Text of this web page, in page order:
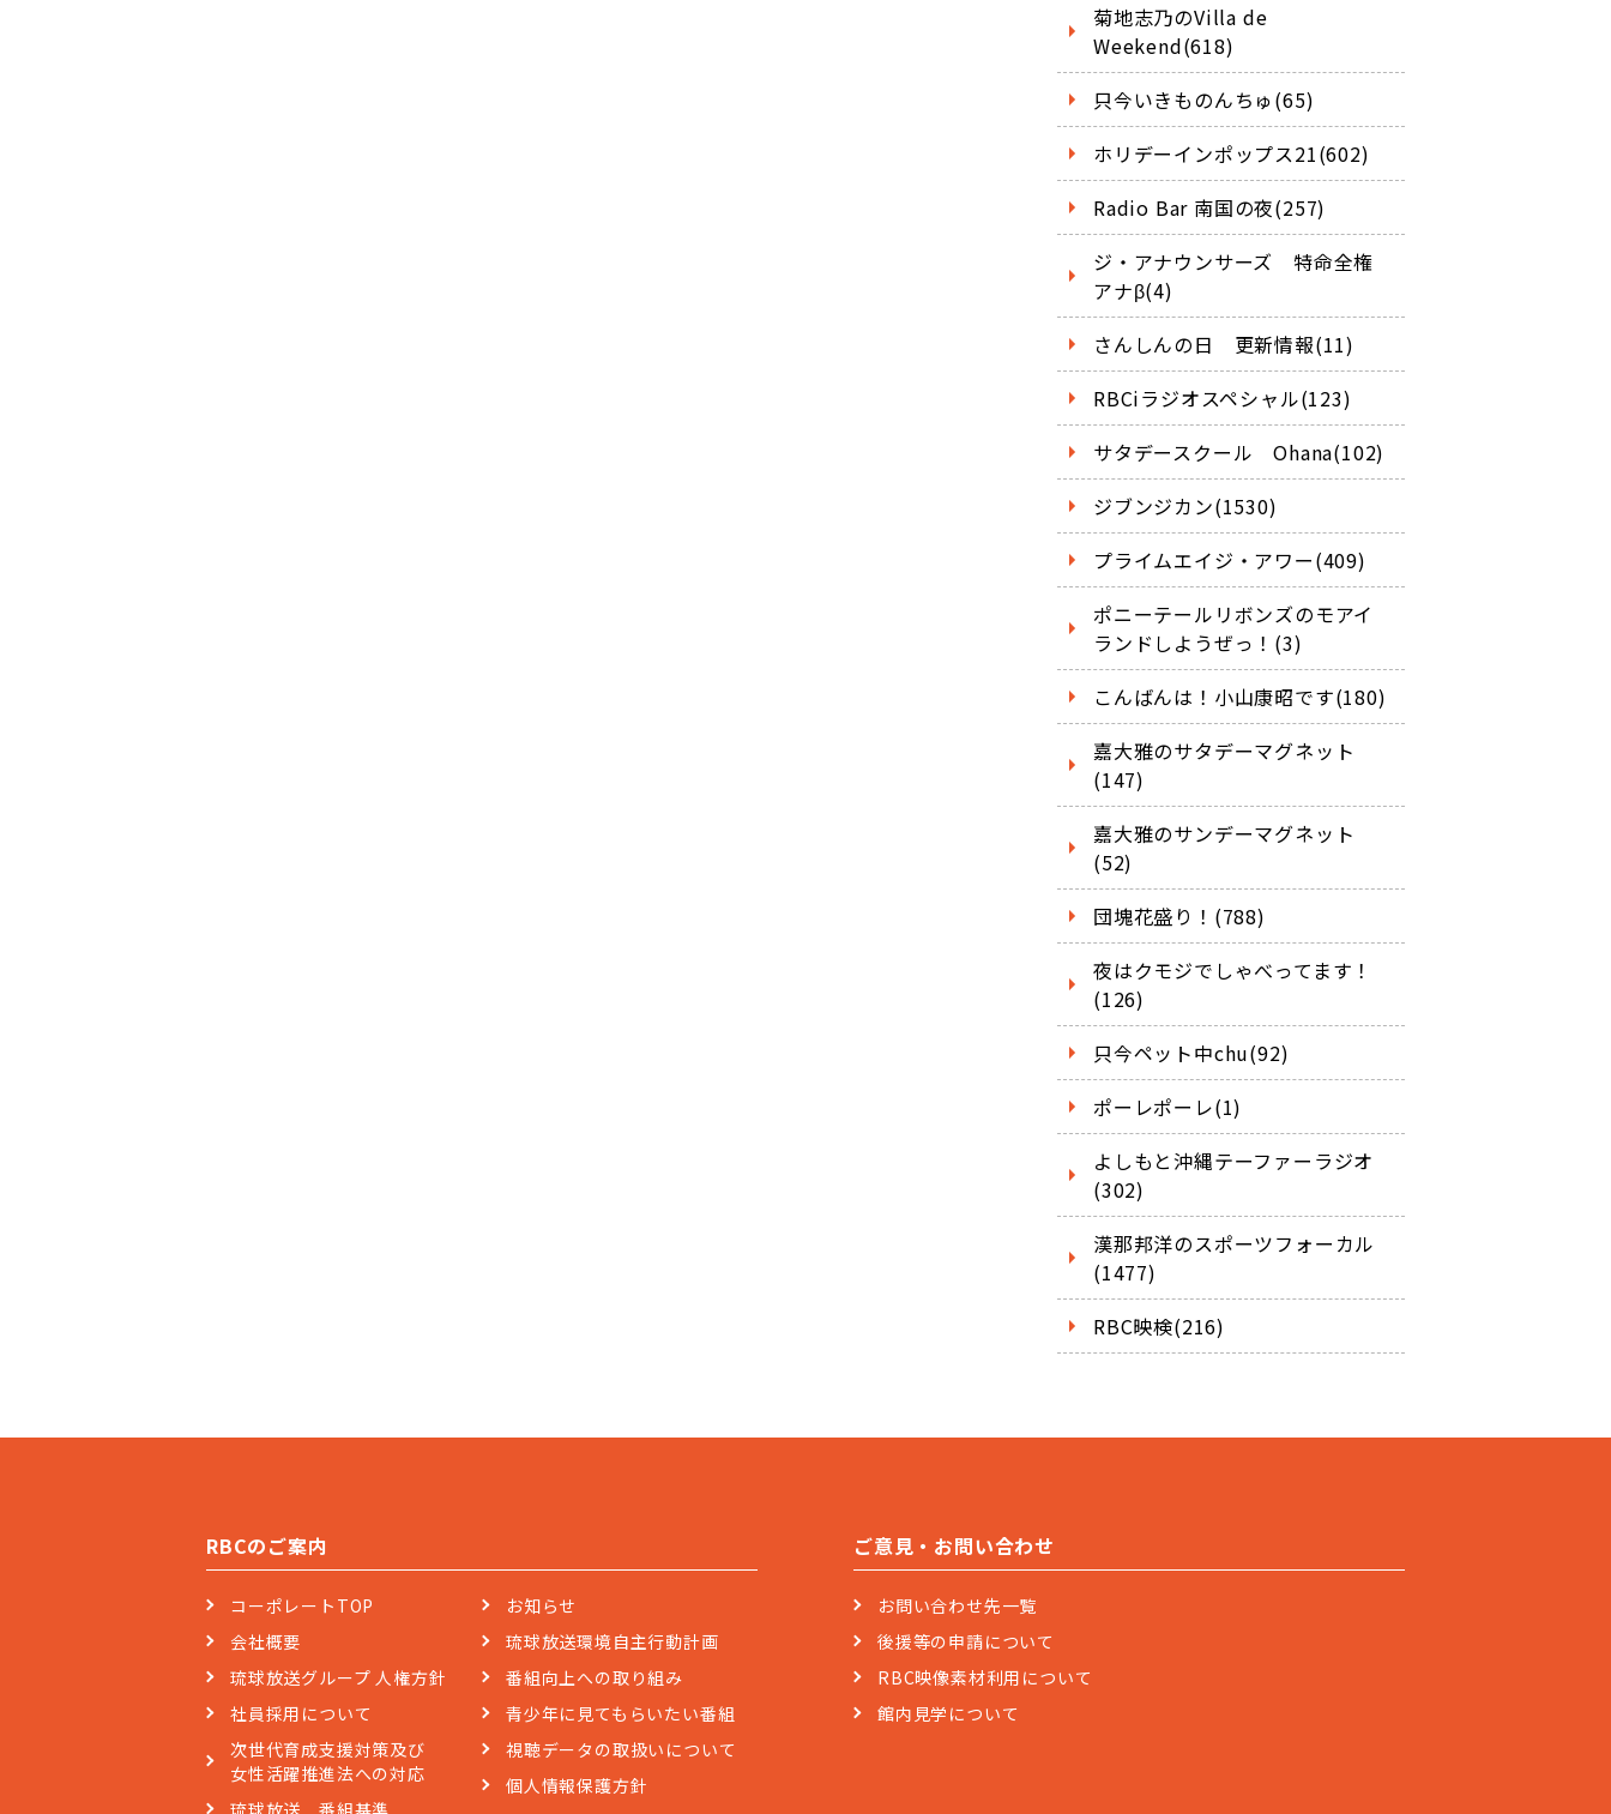
菊地志乃のVilla de
Weekend(618)
只今いきものんちゅ(65)
ホリデーインポップス21(602)
Radio Bar 南国の夜(257)
ジ・アナウンサーズ 特命全権
アナβ(4)
さんしんの日 更新情報(11)
RBCiラジオスペシャル(123)
サタデースクール Ohana(102)
ジブンジカン(1530)
プライムエイジ・アワー(409)
ポニーテールリボンズのモアイ
ランドしようぜっ！(3)
こんばんは！小山康昭です(180)
嘉大雅のサタデーマグネット
(147)
嘉大雅のサンデーマグネット
(52)
団塊花盛り！(788)
夜はクモジでしゃべってます！
(126)
只今ペット中chu(92)
ポーレポーレ(1)
よしもと沖縄テーファーラジオ
(302)
漢那邦洋のスポーツフォーカル
(1477)
RBC映検(216)
RBCのご案内
コーポレートTOP
会社概要
琉球放送グループ 人権方針
社員採用について
次世代育成支援対策及び
女性活躍推進法への対応
琉球放送 番組基準
お知らせ
琉球放送環境自主行動計画
番組向上への取り組み
青少年に見てもらいたい番組
視聴データの取扱いについて
個人情報保護方針
ご意見・お問い合わせ
お問い合わせ先一覧
後援等の申請について
RBC映像素材利用について
館内見学について